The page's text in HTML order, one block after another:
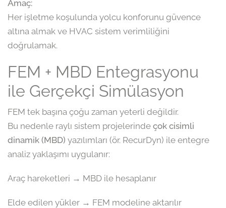
Amaç:
Her işletme koşulunda yolcu konforunu güvence
altına almak ve HVAC sistem verimliliğini
doğrulamak.
FEM + MBD Entegrasyonu
ile Gerçekçi Simülasyon
FEM tek başına çoğu zaman yeterli değildir.
Bu nedenle raylı sistem projelerinde çok cisimli
dinamik (MBD) yazılımları (ör. RecurDyn) ile entegre
analiz yaklaşımı uygulanır:
Araç hareketleri → MBD ile hesaplanır
Elde edilen yükler → FEM modeline aktarılır